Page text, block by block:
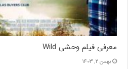
معرفی فیلم وحشی Wild
بهمن ۲, ۱۴۰۳